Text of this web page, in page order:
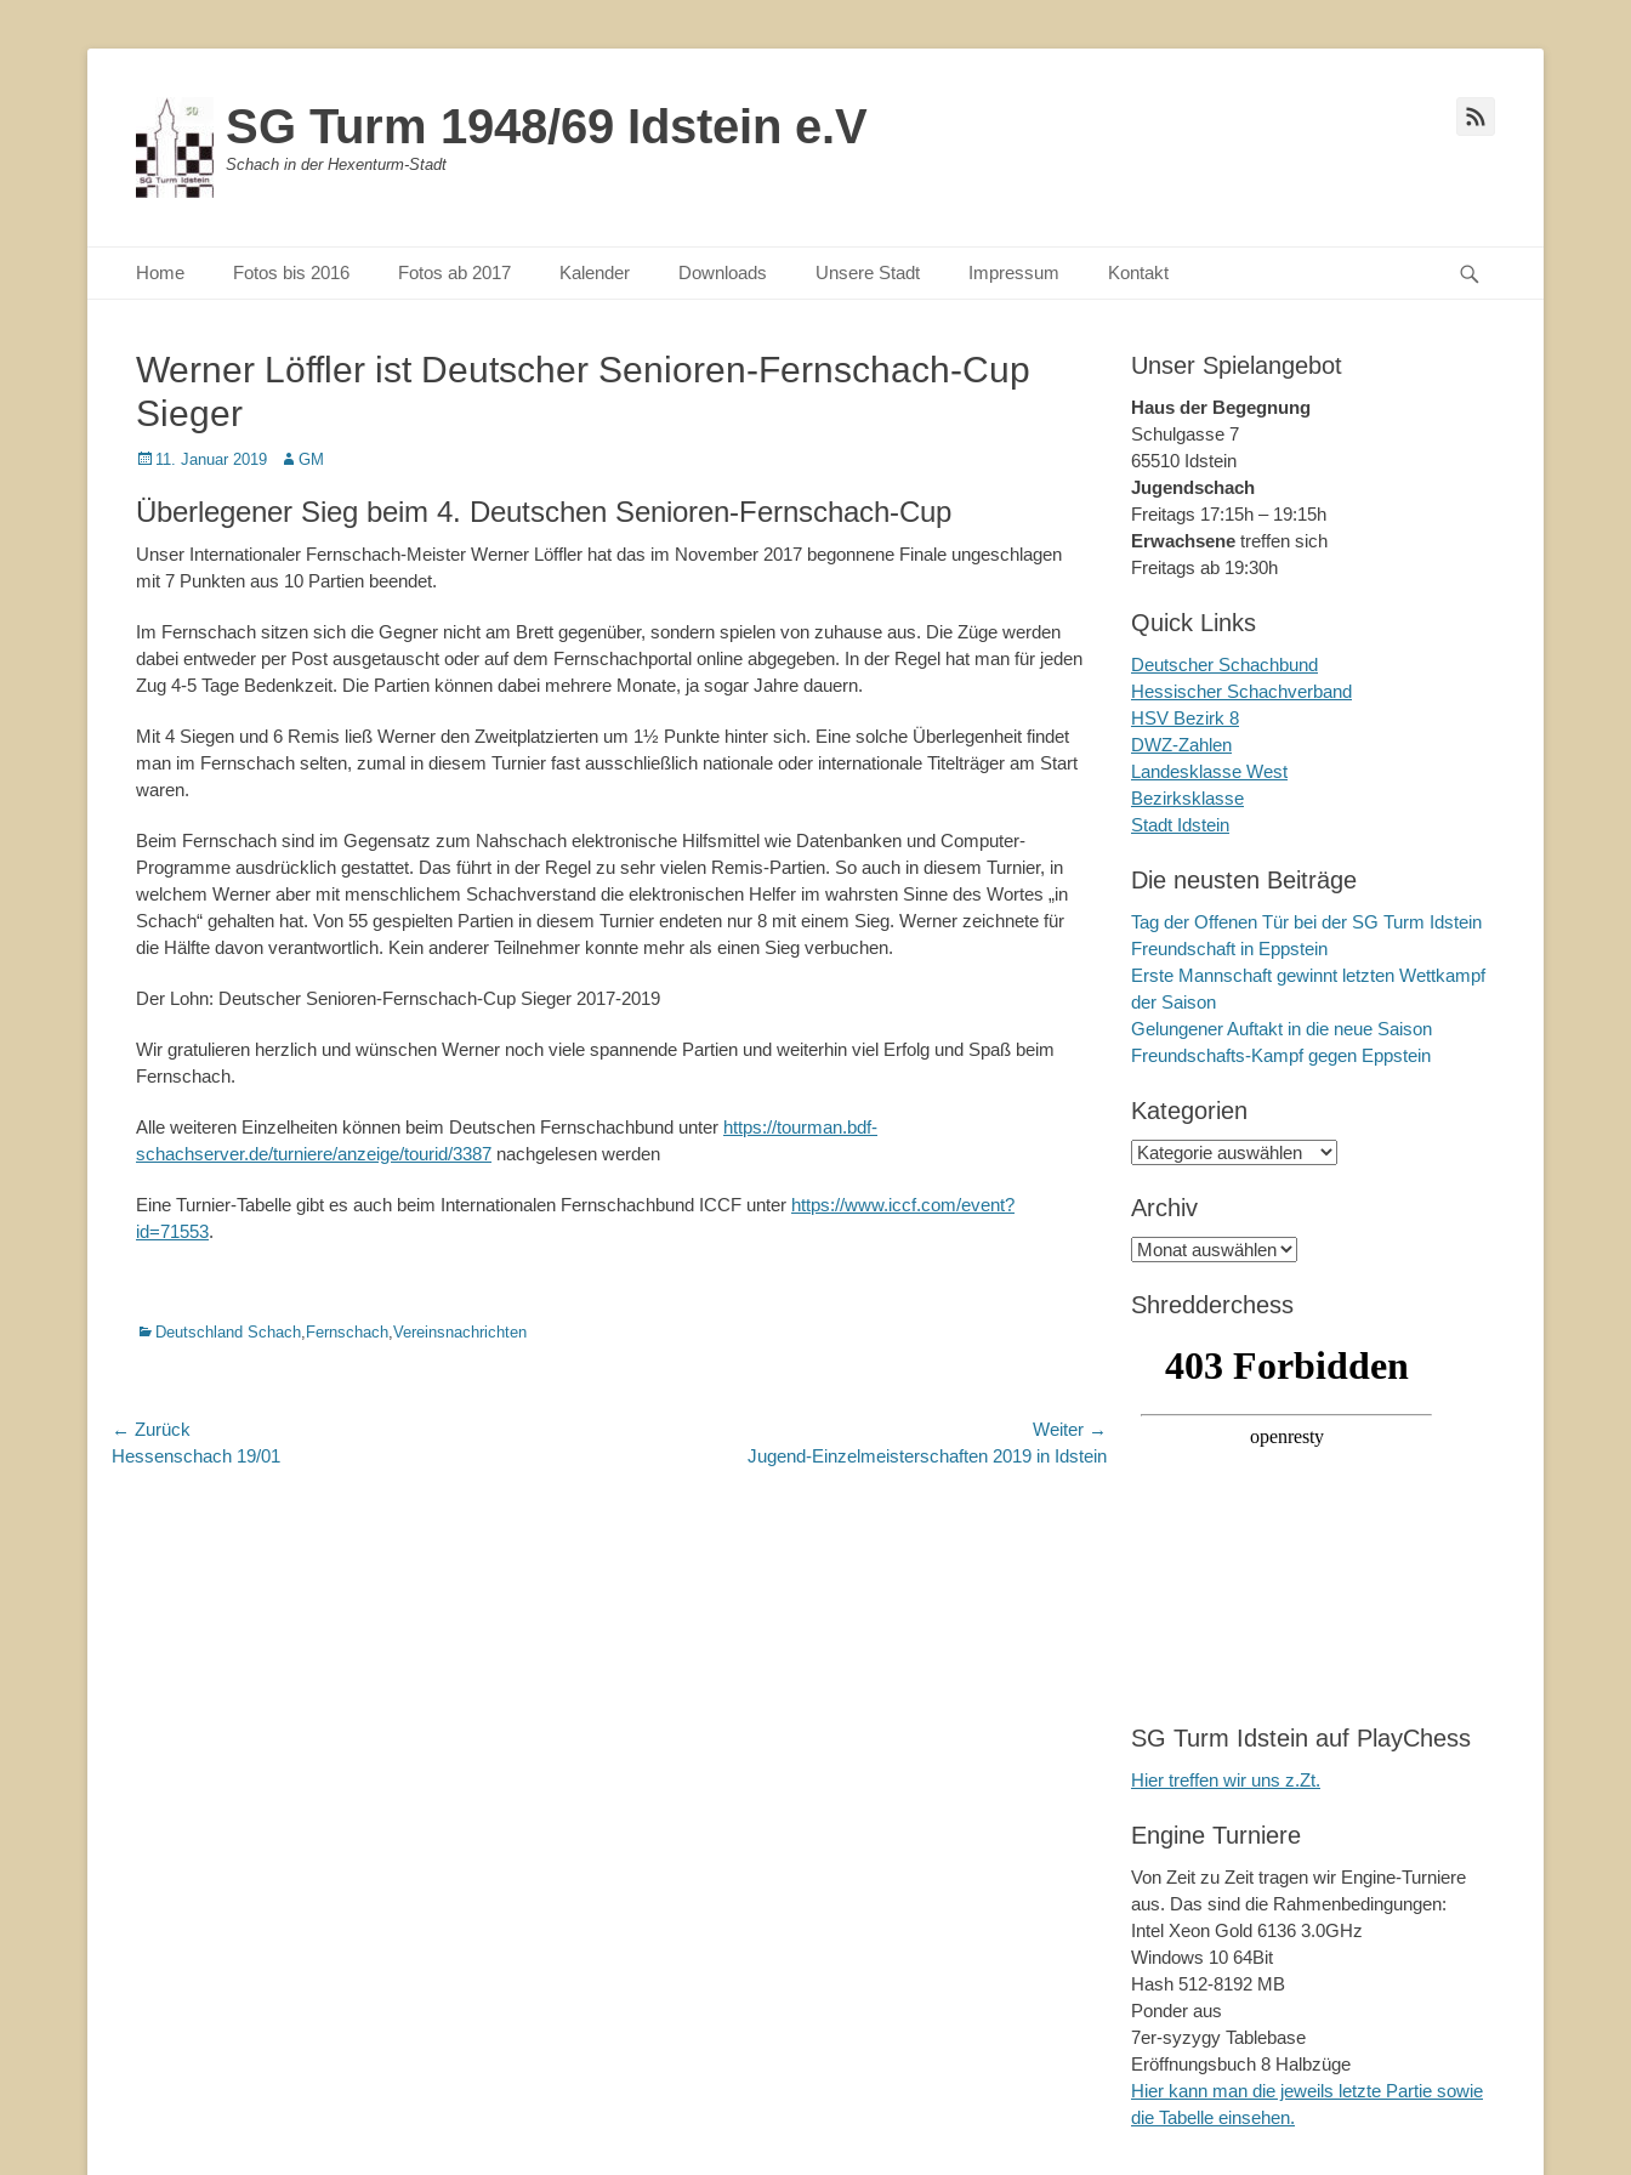
SG Turm 1948/69 Idstein e.V
Schach in der Hexenturm-Stadt
Primärmenu
Home Fotos bis 2016 Fotos ab 2017 Kalender Downloads Unsere Stadt Impressum Kontakt
Werner Löffler ist Deutscher Senioren-Fernschach-Cup
Sieger
Veröffentlicht
11. Januar 2019 Autor
GM
Überlegener Sieg beim 4. Deutschen Senioren-Fernschach-Cup
Unser Internationaler Fernschach-Meister Werner Löffler hat das im November 2017 begonnene Finale ungeschlagen
mit 7 Punkten aus 10 Partien beendet.
Im Fernschach sitzen sich die Gegner nicht am Brett gegenüber, sondern spielen von zuhause aus. Die Züge werden
dabei entweder per Post ausgetauscht oder auf dem Fernschachportal online abgegeben. In der Regel hat man für jeden
Zug 4-5 Tage Bedenkzeit. Die Partien können dabei mehrere Monate, ja sogar Jahre dauern.
Mit 4 Siegen und 6 Remis ließ Werner den Zweitplatzierten um 1½ Punkte hinter sich. Eine solche Überlegenheit findet
man im Fernschach selten, zumal in diesem Turnier fast ausschließlich nationale oder internationale Titelträger am Start
waren.
Beim Fernschach sind im Gegensatz zum Nahschach elektronische Hilfsmittel wie Datenbanken und Computer-
Programme ausdrücklich gestattet. Das führt in der Regel zu sehr vielen Remis-Partien. So auch in diesem Turnier, in
welchem Werner aber mit menschlichem Schachverstand die elektronischen Helfer im wahrsten Sinne des Wortes „in
Schach“ gehalten hat. Von 55 gespielten Partien in diesem Turnier endeten nur 8 mit einem Sieg. Werner zeichnete für
die Hälfte davon verantwortlich. Kein anderer Teilnehmer konnte mehr als einen Sieg verbuchen.
Der Lohn: Deutscher Senioren-Fernschach-Cup Sieger 2017-2019
Wir gratulieren herzlich und wünschen Werner noch viele spannende Partien und weiterhin viel Erfolg und Spaß beim
Fernschach.
Alle weiteren Einzelheiten können beim Deutschen Fernschachbund unter https://tourman.bdf-
schachserver.de/turniere/anzeige/tourid/3387 nachgelesen werden
Eine Turnier-Tabelle gibt es auch beim Internationalen Fernschachbund ICCF unter https://www.iccf.com/event?
id=71553.
Kategorien
Deutschland Schach, Fernschach,Vereinsnachrichten
Beitragsnavigation
← Zurück
Vorhergehender
Hessenschach 19/01
Weiter →
Jugend-Einzelmeisterschaften 2019 in Idstein
Unser Spielangebot
Haus der Begegnung
Schulgasse 7
65510 Idstein
Jugendschach
Freitags 17:15h – 19:15h
Erwachsene treffen sich
Freitags ab 19:30h
Quick Links
Deutscher Schachbund
Hessischer Schachverband
HSV Bezirk 8
DWZ-Zahlen
Landesklasse West
Bezirksklasse
Stadt Idstein
Die neusten Beiträge
Tag der Offenen Tür bei der SG Turm Idstein
Freundschaft in Eppstein
Erste Mannschaft gewinnt letzten Wettkampf
der Saison
Gelungener Auftakt in die neue Saison
Freundschafts-Kampf gegen Eppstein
Kategorien
Kategorien
Archiv
Archiv
Shredderchess
SG Turm Idstein auf PlayChess
Hier treffen wir uns z.Zt.
Engine Turniere
Von Zeit zu Zeit tragen wir Engine-Turniere
aus. Das sind die Rahmenbedingungen:
Intel Xeon Gold 6136 3.0GHz
Windows 10 64Bit
Hash 512-8192 MB
Ponder aus
7er-syzygy Tablebase
Eröffnungsbuch 8 Halbzüge
Hier kann man die jeweils letzte Partie sowie
die Tabelle einsehen.